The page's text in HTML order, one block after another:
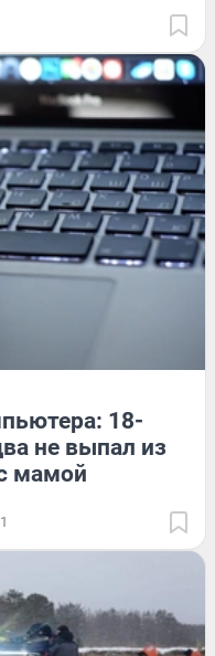
18-
не выпал из
мамой